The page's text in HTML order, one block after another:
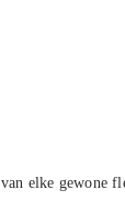
elke gewone